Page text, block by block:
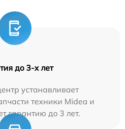
до 3-х лет
устанавливает
техники Midea и
гарантию до 3 лет.